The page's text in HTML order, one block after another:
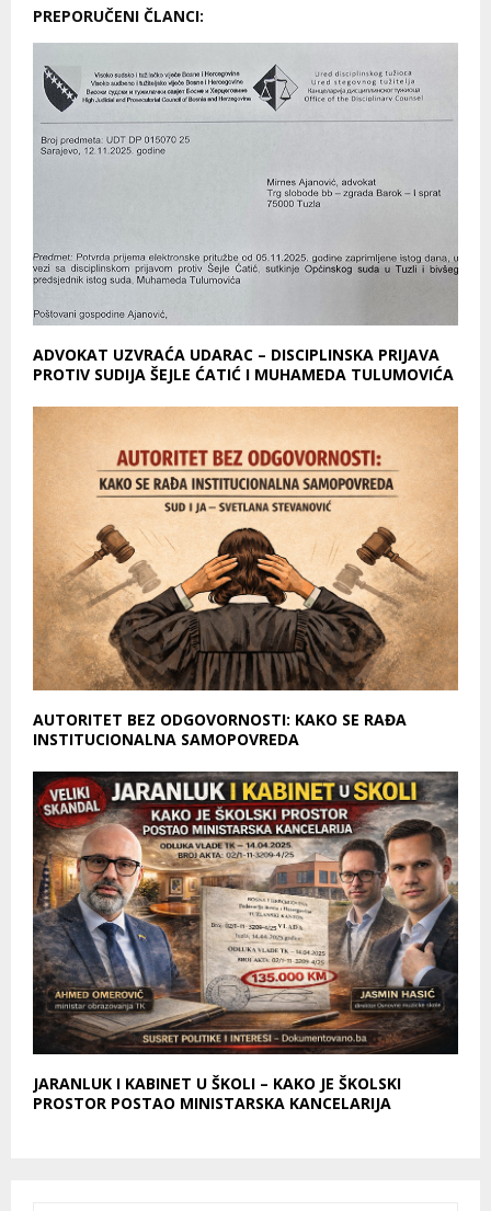
PREPORUČENI ČLANCI:
ADVOKAT UZVRAĆA UDARAC – DISCIPLINSKA PRIJAVA
PROTIV SUDIJA ŠEJLE ĆATIĆ I MUHAMEDA TULUMOVIĆA
AUTORITET BEZ ODGOVORNOSTI: KAKO SE RAĐA
INSTITUCIONALNA SAMOPOVREDA
JARANLUK I KABINET U ŠKOLI – KAKO JE ŠKOLSKI
PROSTOR POSTAO MINISTARSKA KANCELARIJA